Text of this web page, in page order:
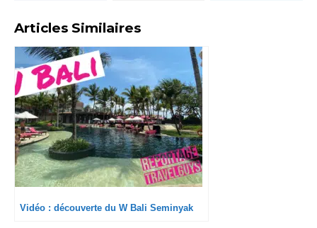
Articles Similaires
Vidéo : découverte du W Bali Seminyak